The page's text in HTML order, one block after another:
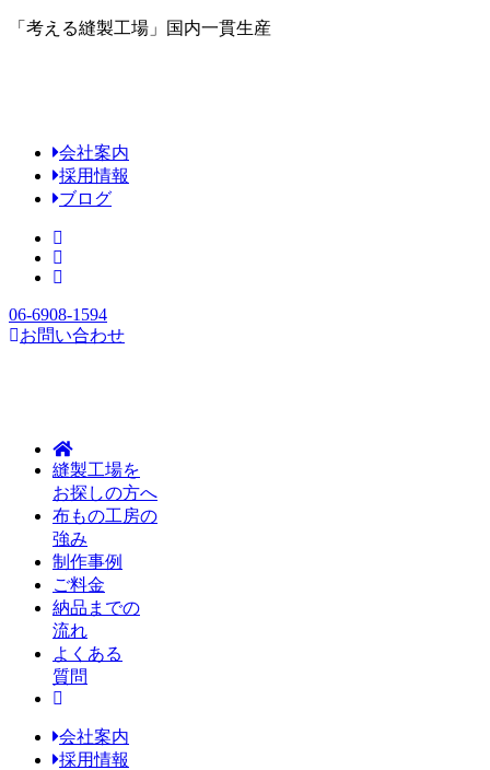
「考える縫製工場」国内一貫生産
会社案内
採用情報
ブログ
06-6908-1594
お問い合わせ
縫製工場を
お探しの方へ
布もの工房の
強み
制作事例
ご料金
納品までの
流れ
よくある
質問
会社案内
採用情報